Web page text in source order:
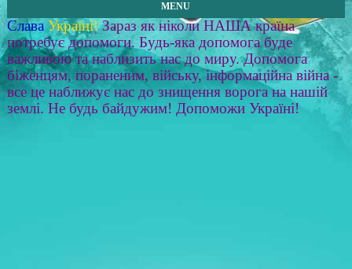
MENU
Слава Україні! Зараз як ніколи НАША країна
потребує допомоги. Будь-яка допомога буде
важливою та наблизить нас до миру. Допомога
біженцям, пораненим, війську, інформаційна війна -
все це наближує нас до знищення ворога на нашій
землі. Не будь байдужим! Допоможи Україні!